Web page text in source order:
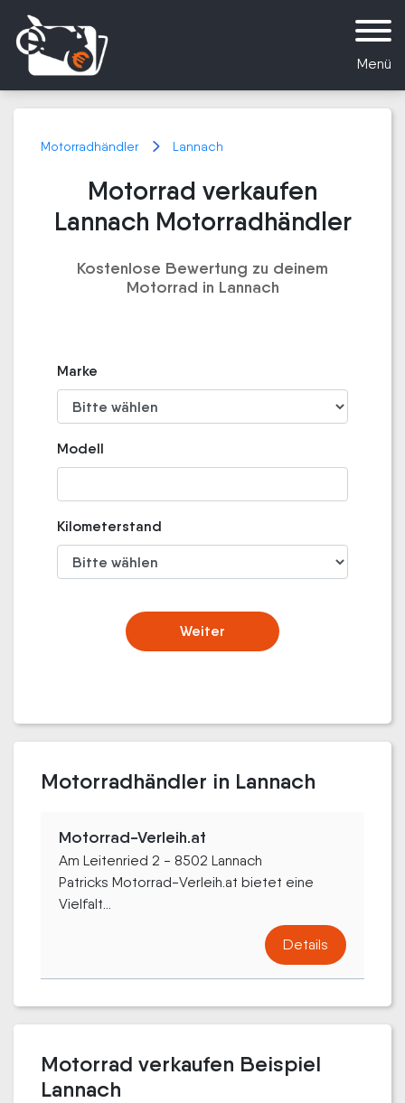
Menü
Motorradhändler Lannach
Motorrad verkaufen
Lannach Motorradhändler
Kostenlose Bewertung zu deinem
Motorrad in Lannach
Marke
Modell
Kilometerstand
Weiter
Motorradhändler in Lannach
Motorrad-Verleih.at
Am Leitenried 2 - 8502 Lannach
Patricks Motorrad-Verleih.at bietet eine
Vielfalt...
Details
Motorrad verkaufen Beispiel
Lannach